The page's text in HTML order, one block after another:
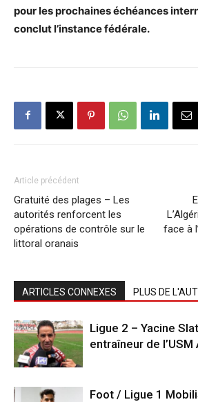
pour les prochaines échéances
conclut l’instance fédérale.
Article précédent
Gratuité des plages – Les
autorités renforcent les
opérations de contrôle sur le
littoral oranais
face à
ARTICLES CONNEXES PLUS DE
Ligue 2 – Yacine
entraîneur de l’USM
Foot / Ligue 1